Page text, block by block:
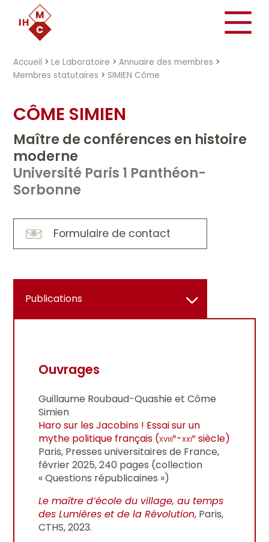
Accueil >Le Laboratoire >Annuaire des membres >
Membres statutaires > SIMIEN Côme
CÔME SIMIEN
Maître de conférences en histoire
moderne
Université Paris 1 Panthéon-
Sorbonne
Formulaire de contact
Publications
Ouvrages
Guillaume Roubaud-Quashie et Côme
Simien
Haro sur les Jacobins ! Essai sur un
mythe politique français (xviiie-xxie siècle)
Paris, Presses universitaires de France,
février 2025, 240 pages (collection
« Questions républicaines »)
Le maître d’école du village, au temps
des Lumières et de la Révolution, Paris,
CTHS, 2023.